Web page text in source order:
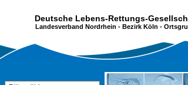
Deutsche Lebens-Rettungs-
Landesverband Nordrhein - Bezirk Köln -